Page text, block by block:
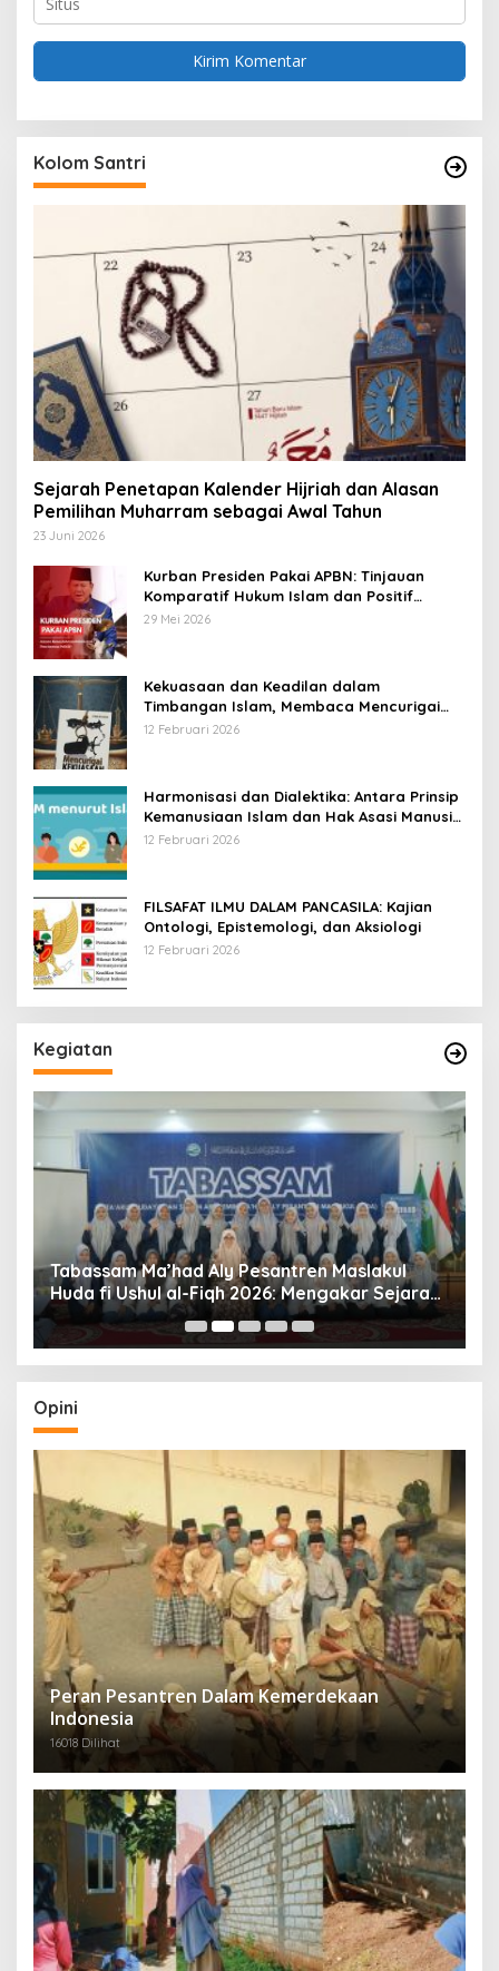
Kolom Santri
Sejarah Penetapan Kalender Hijriah dan Alasan
Pemilihan Muharram sebagai Awal Tahun
23 Juni 2026
Kurban Presiden Pakai APBN: Tinjauan
Komparatif Hukum Islam dan Positif
Negara
29 Mei 2026
Kekuasaan dan Keadilan dalam
Timbangan Islam, Membaca Mencurigai
Kekuasaan Karya Fitron Nur Iksan
12 Februari 2026
Harmonisasi dan Dialektika: Antara Prinsip
Kemanusiaan Islam dan Hak Asasi Manusia
Universal
12 Februari 2026
FILSAFAT ILMU DALAM PANCASILA: Kajian
Ontologi, Epistemologi, dan Aksiologi
12 Februari 2026
Kegiatan
Tabassam Ma’had Aly Pesantren Maslakul
Huda fi Ushul al-Fiqh 2026: Mengakar Sejarah,
Menjangkau Peradaban”
Opini
Peran Pesantren Dalam Kemerdekaan
Indonesia
16018 Dilihat